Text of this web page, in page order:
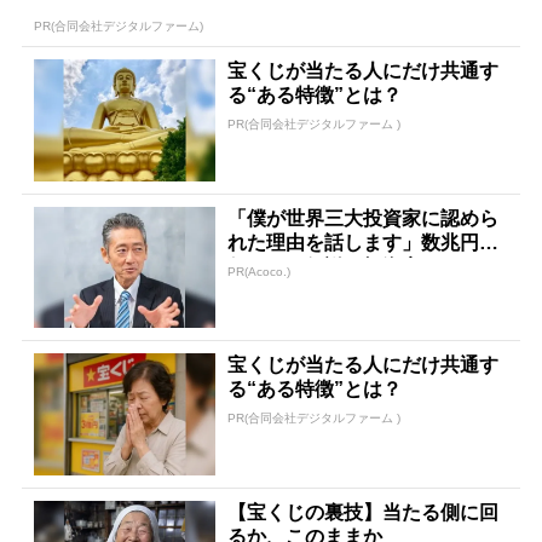
PR(合同会社デジタルファーム)
宝くじが当たる人にだけ共通す
る“ある特徴”とは？
PR(合同会社デジタルファーム )
「僕が世界三大投資家に認めら
れた理由を話します」数兆円を
任された伝説の投資家
PR(Acoco.)
宝くじが当たる人にだけ共通す
る“ある特徴”とは？
PR(合同会社デジタルファーム )
【宝くじの裏技】当たる側に回
るか、このままか